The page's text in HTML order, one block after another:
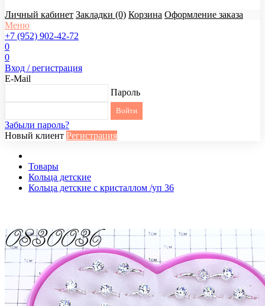
Личный кабинет Закладки (0) Корзина Оформление заказа
Меню
+7 (952) 902-42-72
0
0
Вход / регистрация
E-Mail
Пароль
Забыли пароль?
Новый клиент Регистрация
Товары
Кольца детские
Кольца детские с кристаллом /уп 36